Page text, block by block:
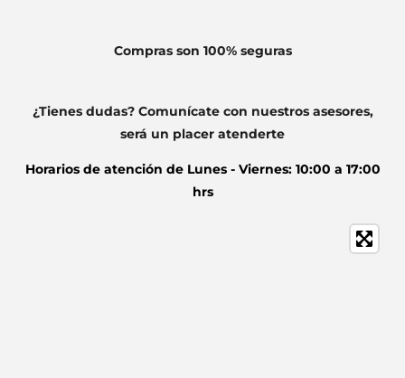
Compras son 100% seguras
¿Tienes dudas? Comunícate con nuestros asesores,
será un placer atenderte
Horarios de atención de Lunes - Viernes: 10:00 a 17:00
hrs